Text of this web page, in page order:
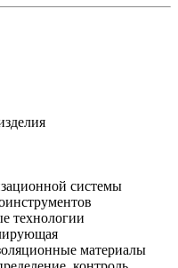
системы
технологии
материалы